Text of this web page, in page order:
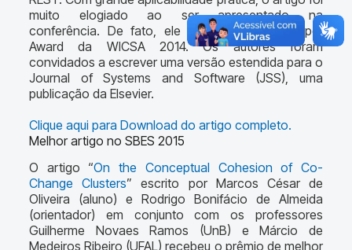
muito elogiado ao ser apresentado na
conferência. De fato, ele recebeu o Best Paper
Award da WICSA 2014. Os autores foram
convidados a escrever uma versão estendida para o
Journal of Systems and Software (JSS), uma
publicação da Elsevier.
Clique aqui para Download do artigo completo.
Melhor artigo no SBES 2015
O artigo “On the Conceptual Cohesion of Co-
Change Clusters” escrito por Marcos César de
Oliveira (aluno) e Rodrigo Bonifácio de Almeida
(orientador) em conjunto com os professores
Guilherme Novaes Ramos (UnB) e Márcio de
Medeiros Ribeiro (UFAL) recebeu o prêmio de melhor